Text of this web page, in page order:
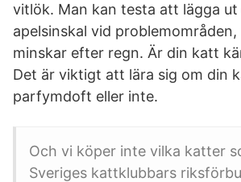
vitlök. Man kan testa att lägga
apelsinskal vid
minskar efter regn. Är din katt
Det är viktigt att lära sig om din
parfymdoft eller inte.
Och vi köper inte vilka katter
Sveriges kattklubbars